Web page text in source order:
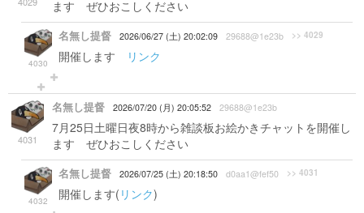
ます ぜひおこしください
4030
名無し提督 2026/06/27 (土) 20:02:09 29688@1e23b >> 4029
開催します リンク
4031
名無し提督 2026/07/20 (月) 20:05:52 29688@1e23b
7月25日土曜日夜8時から雑談板お絵かきチャットを開催し
ます ぜひおこしください
4032
名無し提督 2026/07/25 (土) 20:18:50 d0aa1@fef50 >> 4031
開催します( リンク)